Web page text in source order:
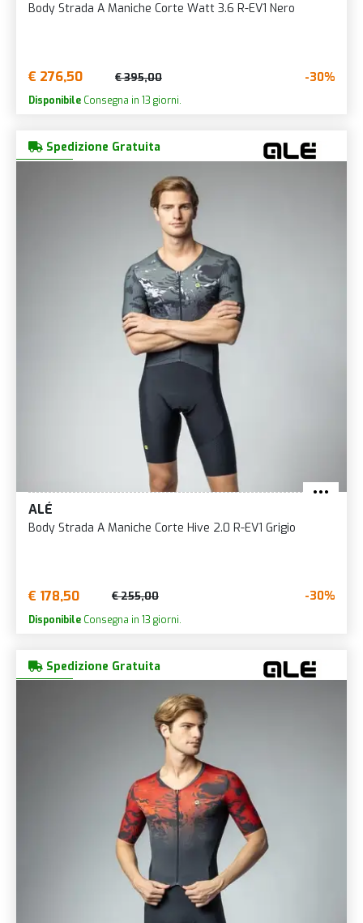
Body Strada A Maniche Corte Watt 3.6 R-EV1 Nero
€ 276,50 € 395,00 -30%
Disponibile Consegna in 13 giorni.
Spedizione Gratuita
ALÉ
Body Strada A Maniche Corte Hive 2.0 R-EV1 Grigio
€ 178,50 € 255,00 -30%
Disponibile Consegna in 13 giorni.
Spedizione Gratuita